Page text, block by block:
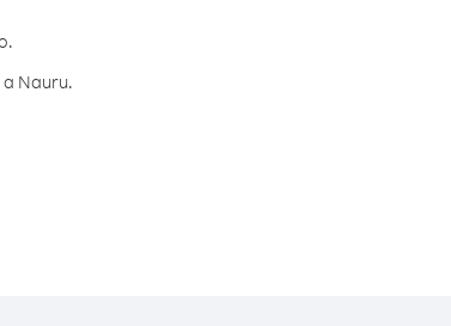
Nauru.